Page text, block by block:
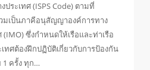
ประเทศ (ISPS Code) ตามที่
มเป็นภาคีอนุสัญญาองค์การทาง
(IMO) ซึ่งกำหนดให้เรือและท่าเรือ
เทศต้องฝึกปฏิบัติเกี่ยวกับการป้องกัน
ครั้ง ทุก…